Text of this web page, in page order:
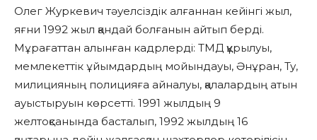
Олег Журкевич тәуелсіздік алғаннан кейінгі жыл,
яғни 1992 жыл қандай болғанын айтып берді.
Мұрағаттан алынған кадрлерді: ТМД құрылуы,
мемлекеттік ұйымдардың мойындауы, Әнұран, Ту,
милицияның полицияға айналуы, қалалардың атын
ауыстыруын көрсетті. 1991 жылдың 9
желтоқсанында басталып, 1992 жылдың 16